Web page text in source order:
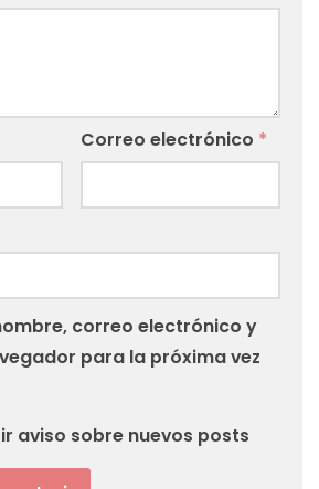
Correo electrónico *
correo electrónico y
para la próxima vez
aviso sobre nuevos posts